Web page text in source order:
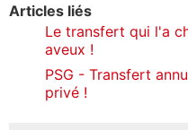
Articles liés
Le transfert qui l'a
aveux !
PSG - Transfert
privé !